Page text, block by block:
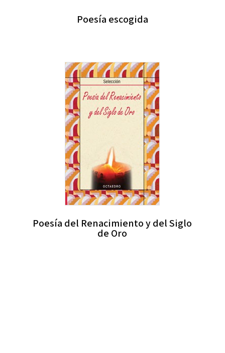
Poesía escogida
Poesía del Renacimiento y del Siglo
de Oro